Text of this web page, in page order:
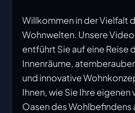
Willkommen in der Vielfalt
Wohnwelten. Unsere
entführt Sie auf eine Reise
Innenräume,
und innovative
Ihnen, wie Sie Ihre eigenen
Oasen des Wohlbefindens